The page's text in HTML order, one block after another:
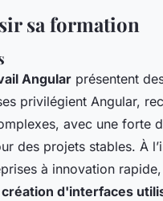
sa formation
Angular présentent
privilégient Angular,
avec une forte
des projets stables. À
à innovation
création d'interfaces